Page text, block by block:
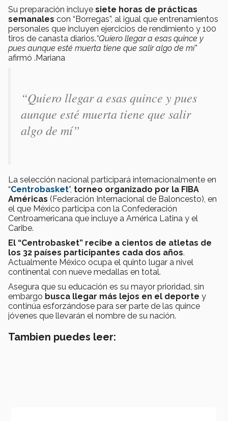
Su preparación incluye siete horas de prácticas
semanales con “Borregas”, al igual que entrenamientos
personales que incluyen ejercicios de rendimiento y 100
tiros de canasta diarios.“Quiero llegar a esas quince y
pues aunque esté muerta tiene que salir algo de mí”
afirmó .Mariana
“Quiero llegar a esas quince y pues
aunque esté muerta tiene que salir
algo de mí”
La selección nacional participará internacionalmente en
“Centrobasket”, torneo organizado por la FIBA
Américas (Federación Internacional de Baloncesto), en
el que México participa con la Confederación
Centroamericana que incluye a América Latina y el
Caribe.
El “Centrobasket” recibe a cientos de atletas de
los 32 países participantes cada dos años.
Actualmente México ocupa el quinto lugar a nivel
continental con nueve medallas en total.
Asegura que su educación es su mayor prioridad, sin
embargo busca llegar más lejos en el deporte y
continúa esforzándose para ser parte de las quince
jóvenes que llevarán el nombre de su nación.
Tambien puedes leer: